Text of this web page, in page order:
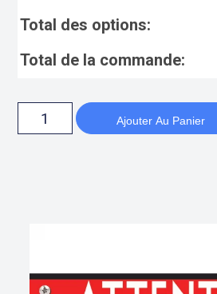
Total des options:
Total de la commande:
Ajouter Au Panier